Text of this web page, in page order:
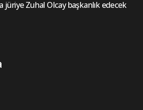
jüriye Zuhal Olcay başkanlık edecek